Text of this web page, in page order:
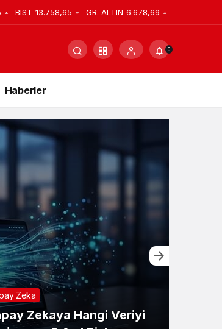
BIST 13.758,65 GR. ALTIN 6.678,69
0
Haberler
Zeka
Zekaya Hangi Veriyi